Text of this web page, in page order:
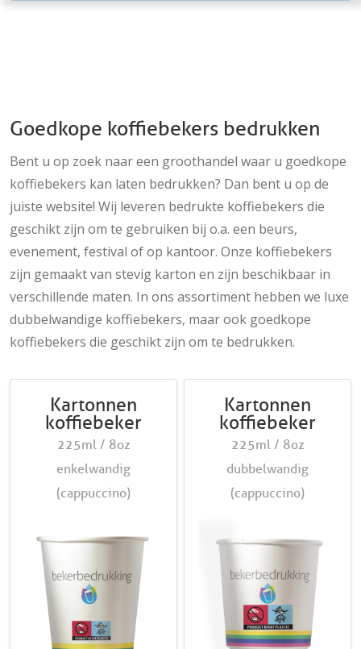
Goedkope koffiebekers bedrukken
Bent u op zoek naar een groothandel waar u goedkope
koffiebekers kan laten bedrukken? Dan bent u op de
juiste website! Wij leveren bedrukte koffiebekers die
geschikt zijn om te gebruiken bij o.a. een beurs,
evenement, festival of op kantoor. Onze koffiebekers
zijn gemaakt van stevig karton en zijn beschikbaar in
verschillende maten. In ons assortiment hebben we luxe
dubbelwandige koffiebekers, maar ook goedkope
koffiebekers die geschikt zijn om te bedrukken.
Kartonnen
koffiebeker
225ml / 8oz
enkelwandig
(cappuccino)
Kartonnen
koffiebeker
225ml / 8oz
dubbelwandig
(cappuccino)